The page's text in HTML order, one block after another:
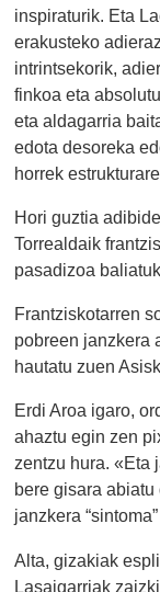
inspiraturik. Eta
erakusteko
intrintsekorik,
finkoa eta
eta aldagarria
edota desoreka
horrek
Hori guztia
Torrealdaik
pasadizoa
Frantziskotarren
pobreen janzkera
hautatu zuen
Erdi Aroa igaro,
ahaztu egin zen
zentzu hura. «Eta
bere gisara
janzkera
Alta, gizakiak
Lasaigarriak